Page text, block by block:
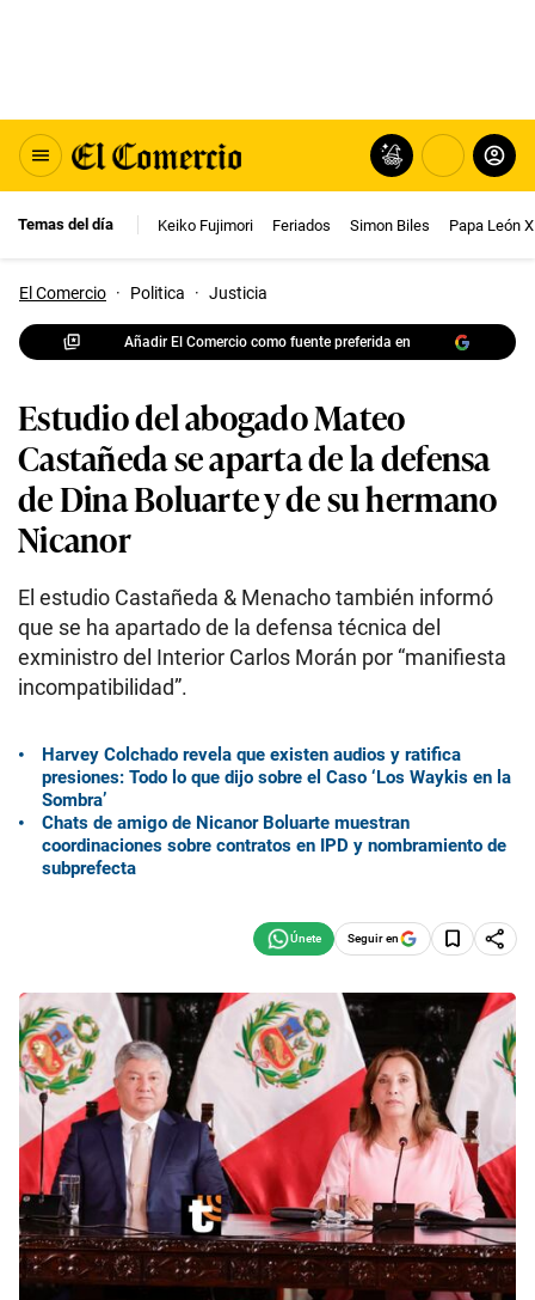
Temas del día Keiko Fujimori Feriados Simon Biles Papa León
El Comercio · Politica · Justicia
Añadir El Comercio como fuente preferida en
Estudio del abogado Mateo
Castañeda se aparta de la defensa
de Dina Boluarte y de su hermano
Nicanor
El estudio Castañeda & Menacho también informó
que se ha apartado de la defensa técnica del
exministro del Interior Carlos Morán por “manifiesta
incompatibilidad”.
Harvey Colchado revela que existen audios y ratifica
presiones: Todo lo que dijo sobre el Caso ‘Los Waykis en la
Sombra’
Chats de amigo de Nicanor Boluarte muestran
coordinaciones sobre contratos en IPD y nombramiento de
subprefecta
Seguir en